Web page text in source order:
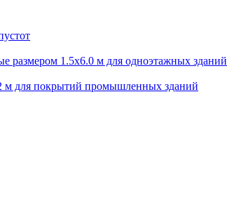
размером 1.5х6.0 м для одноэтажных зданий
м для покрытий промышленных зданий